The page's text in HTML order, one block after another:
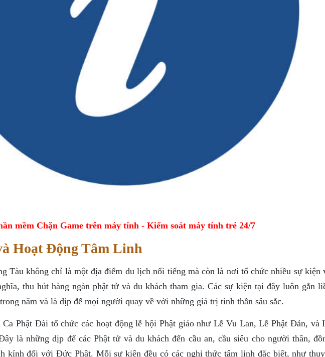
mềm Chặn Game trên máy tính - Kiểm soát máy tính trẻ 24/7
Hoạt Động Tâm Linh
Tàu không chỉ là một địa điểm du lịch nổi tiếng mà còn là nơi tổ chức nhiều sự kiện
thu hút hàng ngàn phật tử và du khách tham gia. Các sự kiện tại đây luôn gắn
năm và là dịp để mọi người quay về với những giá trị tinh thần sâu sắc.
Ca Phật Đài tổ chức các hoạt động lễ hội Phật giáo như Lễ Vu Lan, Lễ Phật Đản, và
là những dịp để các Phật tử và du khách đến cầu an, cầu siêu cho người thân,
kính đối với Đức Phật. Mỗi sự kiện đều có các nghi thức tâm linh đặc biệt, như